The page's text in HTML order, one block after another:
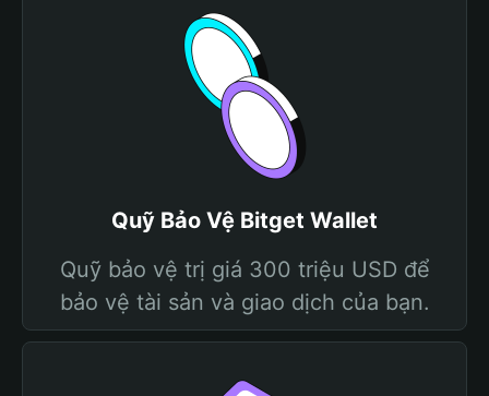
Quỹ Bảo Vệ Bitget Wallet
Quỹ bảo vệ trị giá 300 triệu USD để
bảo vệ tài sản và giao dịch của bạn.